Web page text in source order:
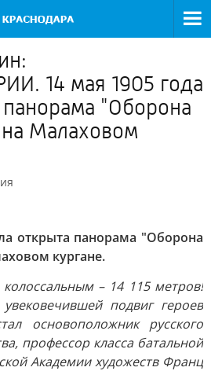
14 мая 1905 года
"Оборона
Малаховом
открыта панорама "Оборона
кургане.
– 14 115 метров!
подвиг героев
основоположник русского
профессор класса батальной
Академии художеств Франц